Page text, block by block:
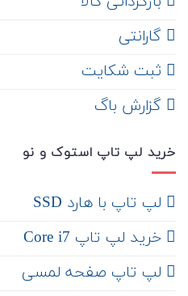
گارانتی
ثبت شکایت
‌ گزارش باگ
خرید لپ تاپ استوک و نو
لپ تاپ با هارد SSD
خرید لپ تاپ Core i7
لپ تاپ صفحه لمسی